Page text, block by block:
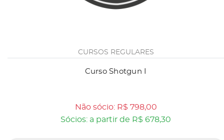
CURSOS REGULARES
Curso Shotgun I
Não sócio: R$ 798,00
Sócios: a partir de R$ 678,30